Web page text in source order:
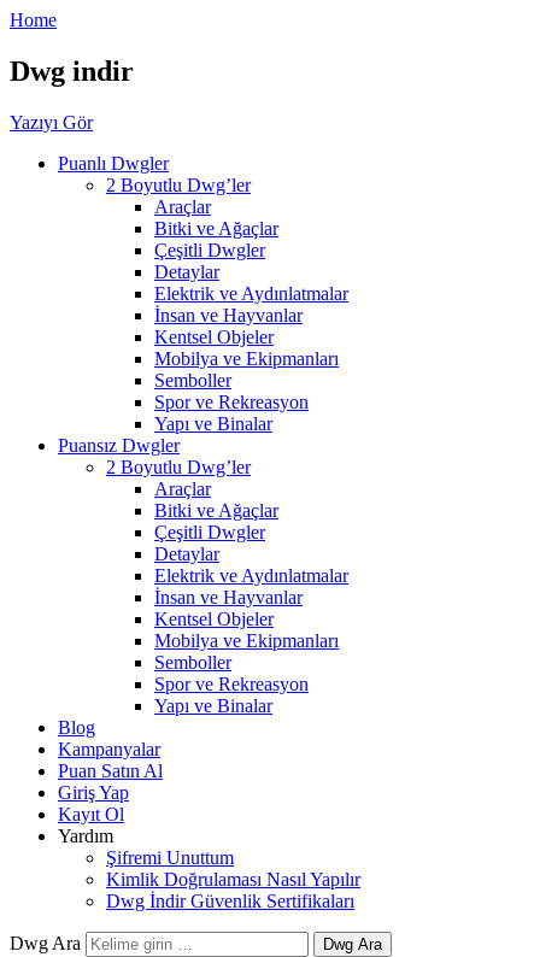
Home
Dwg indir
Yazıyı Gör
Puanlı Dwgler
2 Boyutlu Dwg’ler
Araçlar
Bitki ve Ağaçlar
Çeşitli Dwgler
Detaylar
Elektrik ve Aydınlatmalar
İnsan ve Hayvanlar
Kentsel Objeler
Mobilya ve Ekipmanları
Semboller
Spor ve Rekreasyon
Yapı ve Binalar
Puansız Dwgler
2 Boyutlu Dwg’ler
Araçlar
Bitki ve Ağaçlar
Çeşitli Dwgler
Detaylar
Elektrik ve Aydınlatmalar
İnsan ve Hayvanlar
Kentsel Objeler
Mobilya ve Ekipmanları
Semboller
Spor ve Rekreasyon
Yapı ve Binalar
Blog
Kampanyalar
Puan Satın Al
Giriş Yap
Kayıt Ol
Yardım
Şifremi Unuttum
Kimlik Doğrulaması Nasıl Yapılır
Dwg İndir Güvenlik Sertifikaları
Dwg Ara